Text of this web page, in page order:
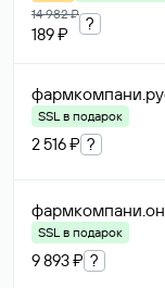
14 982 ₽
189 ₽
?
фармкомпани
SSL в подарок
2 516 ₽ ?
фармкомпани
SSL в подарок
9 893 ₽ ?